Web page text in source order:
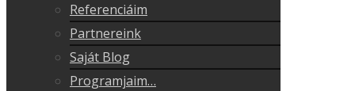
Referenciáim
Partnereink
Saját Blog
Programjaim…